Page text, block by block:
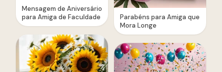
Mensagem de Aniversário
para Amiga de Faculdade
Parabéns para Amiga que
Mora Longe